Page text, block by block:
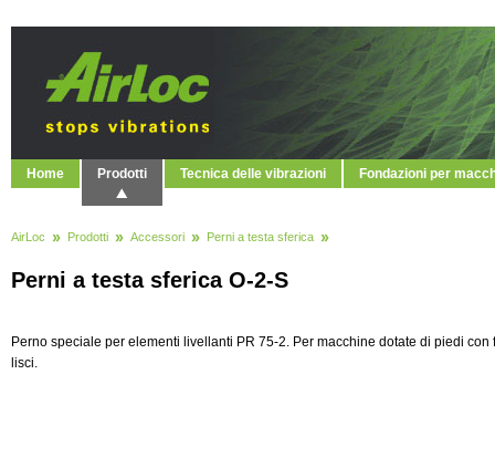
Home Prodotti Tecnica delle vibrazioni Fondazioni per
AirLoc Prodotti Accessori Perni a testa sferica
Perni a testa sferica O-2-S
Perno speciale per elementi livellanti PR 75-2. Per macchine dotate di piedi con
lisci.